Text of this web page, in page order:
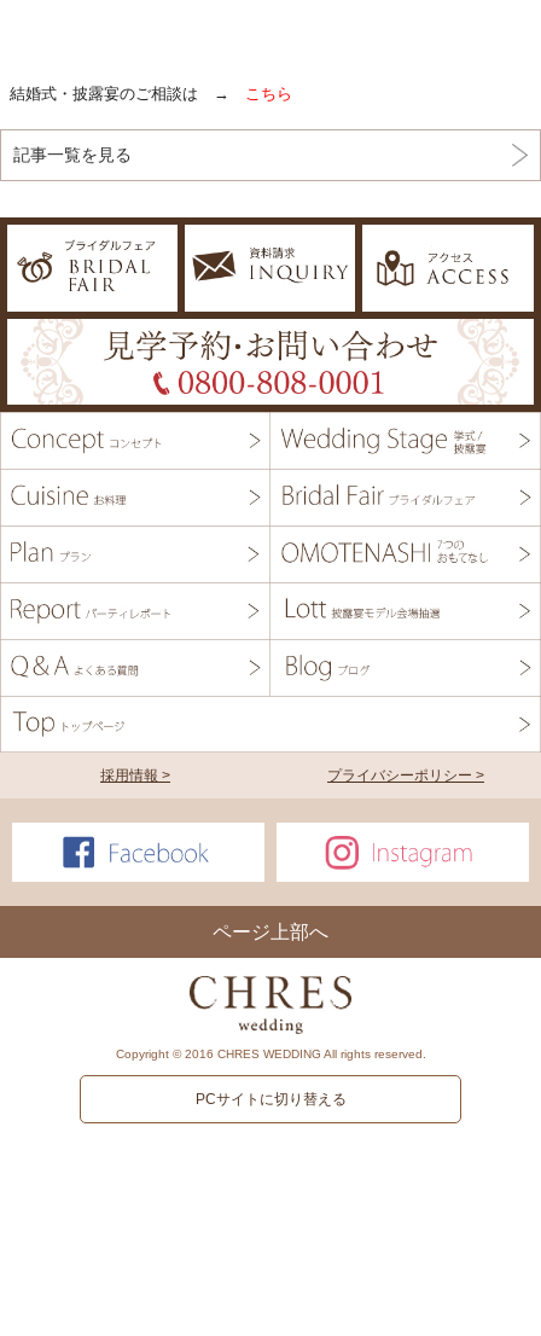
結婚式・披露宴のご相談は → こちら
記事一覧を見る
採用情報 > プライバシーポリシー >
ページ上部へ
Copyright © 2016 CHRES WEDDING All rights reserved.
PCサイトに切り替える